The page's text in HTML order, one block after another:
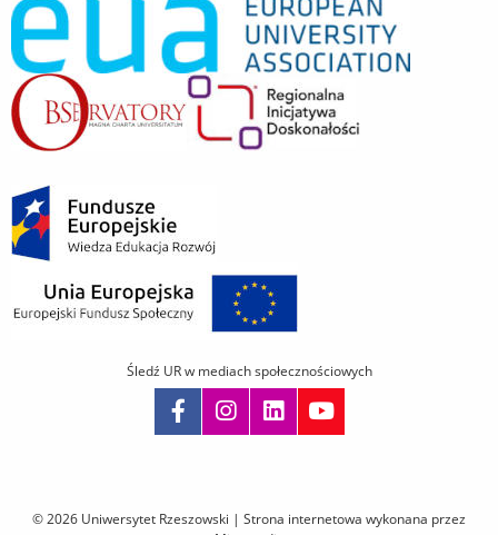
© 2026 Uniwersytet Rzeszowski | Strona internetowa wykonana przez
Śledź UR w mediach społecznościowych
i